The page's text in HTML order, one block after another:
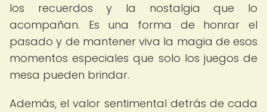
los recuerdos y la nostalgia que lo
acompañan. Es una forma de honrar el
pasado y de mantener viva la magia de esos
momentos especiales que solo los juegos de
mesa pueden brindar.
Además, el valor sentimental detrás de cada